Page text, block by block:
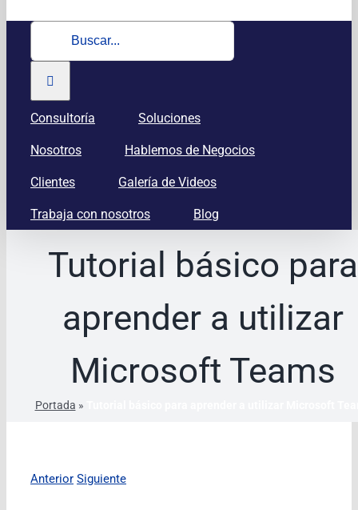
Buscar:
Consultoría Soluciones
Nosotros Hablemos de Negocios
Clientes Galería de Videos
Trabaja con nosotros Blog
Tutorial básico para
aprender a utilizar
Microsoft Teams
Portada »
Anterior Siguiente